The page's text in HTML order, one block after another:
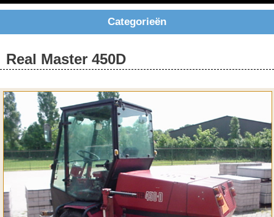
Categorieën
Real Master 450D